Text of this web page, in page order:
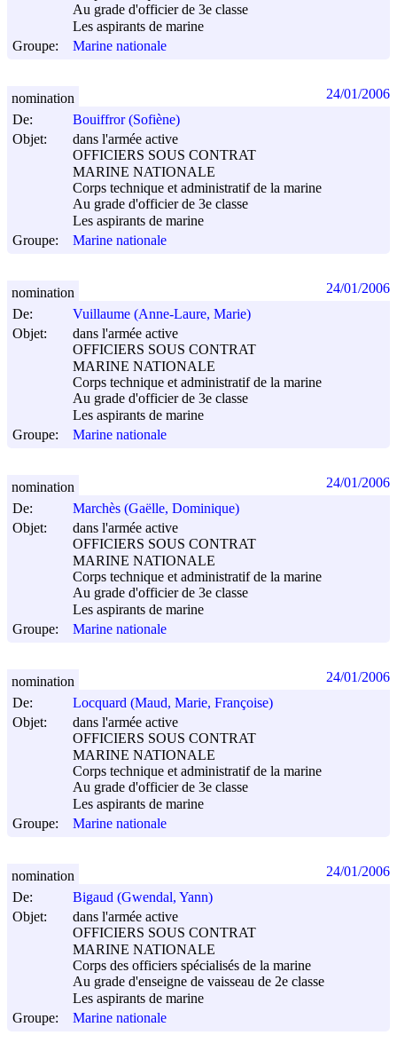
Au grade d'officier de 3e classe
Les aspirants de marine
Groupe:
Marine nationale
De:
Bouiffror (Sofiène)
Objet:
dans l'armée active
OFFICIERS SOUS CONTRAT
MARINE NATIONALE
Corps technique et administratif de la marine
Au grade d'officier de 3e classe
Les aspirants de marine
Groupe:
Marine nationale
nomination 24/01/2006
De:
Vuillaume (Anne-Laure, Marie)
Objet:
dans l'armée active
OFFICIERS SOUS CONTRAT
MARINE NATIONALE
Corps technique et administratif de la marine
Au grade d'officier de 3e classe
Les aspirants de marine
Groupe:
Marine nationale
nomination 24/01/2006
De:
Marchès (Gaëlle, Dominique)
Objet:
dans l'armée active
OFFICIERS SOUS CONTRAT
MARINE NATIONALE
Corps technique et administratif de la marine
Au grade d'officier de 3e classe
Les aspirants de marine
Groupe:
Marine nationale
nomination 24/01/2006
De:
Locquard (Maud, Marie, Françoise)
Objet:
dans l'armée active
OFFICIERS SOUS CONTRAT
MARINE NATIONALE
Corps technique et administratif de la marine
Au grade d'officier de 3e classe
Les aspirants de marine
Groupe:
Marine nationale
nomination 24/01/2006
De:
Bigaud (Gwendal, Yann)
Objet:
dans l'armée active
OFFICIERS SOUS CONTRAT
MARINE NATIONALE
Corps des officiers spécialisés de la marine
Au grade d'enseigne de vaisseau de 2e classe
Les aspirants de marine
Groupe:
Marine nationale
nomination 24/01/2006